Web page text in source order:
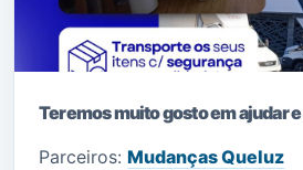
Teremos muito gosto em ajudar
Parceiros: Mudanças Queluz